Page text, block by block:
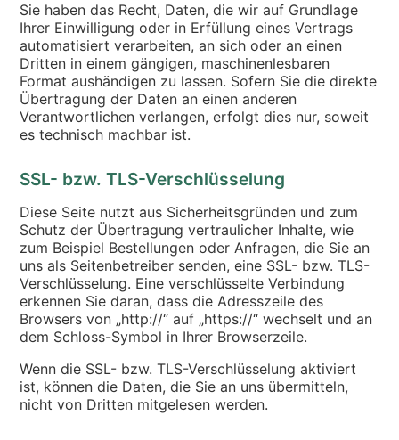
Sie haben das Recht, Daten, die wir auf Grundlage
Ihrer Einwilligung oder in Erfüllung eines Vertrags
automatisiert verarbeiten, an sich oder an einen
Dritten in einem gängigen, maschinenlesbaren
Format aushändigen zu lassen. Sofern Sie die direkte
Übertragung der Daten an einen anderen
Verantwortlichen verlangen, erfolgt dies nur, soweit
es technisch machbar ist.
SSL- bzw. TLS-Verschlüsselung
Diese Seite nutzt aus Sicherheitsgründen und zum
Schutz der Übertragung vertraulicher Inhalte, wie
zum Beispiel Bestellungen oder Anfragen, die Sie an
uns als Seitenbetreiber senden, eine SSL- bzw. TLS-
Verschlüsselung. Eine verschlüsselte Verbindung
erkennen Sie daran, dass die Adresszeile des
Browsers von „http://“ auf „https://“ wechselt und an
dem Schloss-Symbol in Ihrer Browserzeile.
Wenn die SSL- bzw. TLS-Verschlüsselung aktiviert
ist, können die Daten, die Sie an uns übermitteln,
nicht von Dritten mitgelesen werden.